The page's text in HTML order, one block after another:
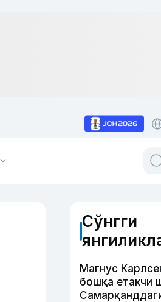
Сўнгги
Магнус
бошқа етакчи